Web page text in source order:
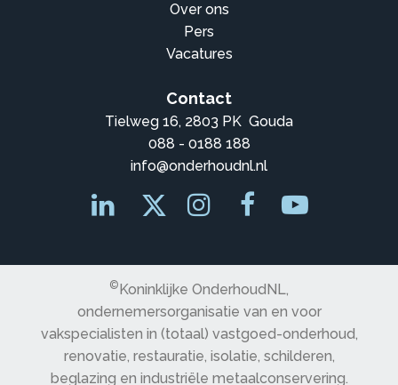
Over ons
Pers
Vacatures
Contact
Tielweg 16, 2803 PK Gouda
088 - 0188 188
info@onderhoudnl.nl
© Koninklijke OnderhoudNL,
ondernemersorganisatie van en voor
vakspecialisten in (totaal) vastgoed-onderhoud,
renovatie, restauratie, isolatie, schilderen,
beglazing en industriële metaalconservering.